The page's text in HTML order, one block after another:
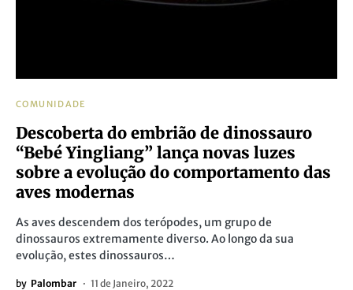
COMUNIDADE
Descoberta do embrião de dinossauro
“Bebé Yingliang” lança novas luzes
sobre a evolução do comportamento das
aves modernas
As aves descendem dos terópodes, um grupo de
dinossauros extremamente diverso. Ao longo da sua
evolução, estes dinossauros…
by Palombar 11 de Janeiro, 2022